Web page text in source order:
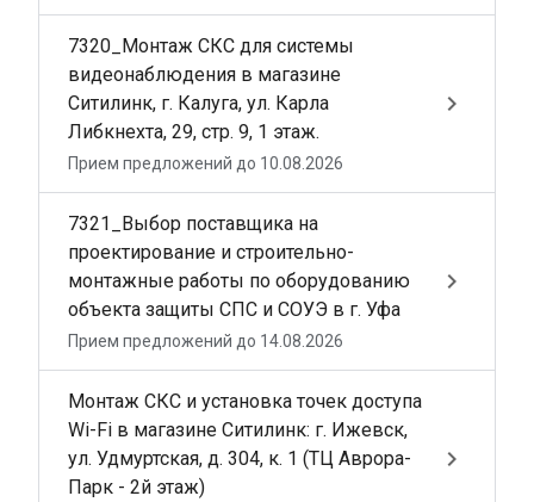
7320_Монтаж СКС для системы
видеонаблюдения в магазине
Ситилинк, г. Калуга, ул. Карла
Либкнехта, 29, стр. 9, 1 этаж.
Прием предложений до 10.08.2026
keyboard_arrow_right
7321_Выбор поставщика на
проектирование и строительно-
монтажные работы по оборудованию
объекта защиты СПС и СОУЭ в г. Уфа
Прием предложений до 14.08.2026
keyboard_arrow_right
Монтаж СКС и установка точек доступа
Wi-Fi в магазине Ситилинк: г. Ижевск,
ул. Удмуртская, д. 304, к. 1 (ТЦ Аврора-
Парк - 2й этаж)
keyboard_arrow_right